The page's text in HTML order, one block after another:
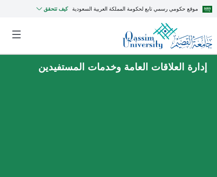
موقع حكومي رسمي تابع لحكومة المملكة العربية السعودية كيف تتحقق
إدارة العلاقات العامة وخدمات المستفيدين